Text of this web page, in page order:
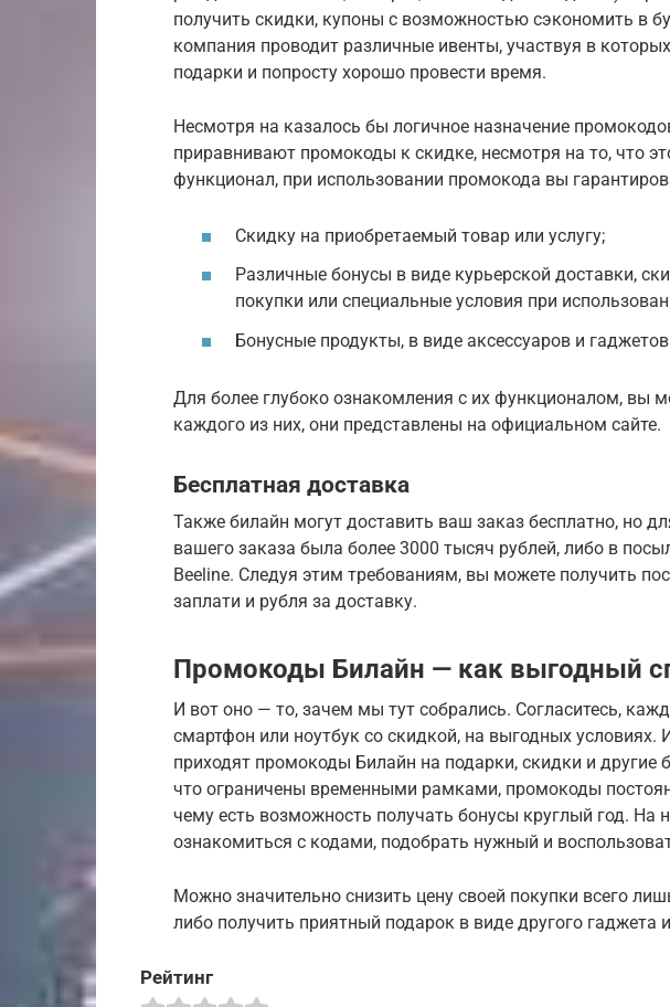
получить скидки, купоны с возможностью сэкономить в
компания проводит различные ивенты, участвуя в
подарки и попросту хорошо провести время.
Несмотря на казалось бы логичное назначение
приравнивают промокоды к скидке, несмотря на то, что
функционал, при использовании промокода вы
Скидку на приобретаемый товар или услугу;
Различные бонусы в виде курьерской доставки,
покупки или специальные условия при
Бонусные продукты, в виде аксессуаров и
Для более глубоко ознакомления с их функционалом, вы
каждого из них, они представлены на официальном сайте.
Бесплатная доставка
Также билайн могут доставить ваш заказ бесплатно, но
вашего заказа была более 3000 тысяч рублей, либо в
Beeline. Следуя этим требованиям, вы можете получить
заплати и рубля за доставку.
Промокоды Билайн — как выгодный
И вот оно — то, зачем мы тут собрались. Согласитесь,
смартфон или ноутбук со скидкой, на выгодных
приходят промокоды Билайн на подарки, скидки и другие
что ограничены временными рамками, промокоды
чему есть возможность получать бонусы круглый год. На
ознакомиться с кодами, подобрать нужный и
Можно значительно снизить цену своей покупки всего
либо получить приятный подарок в виде другого гаджета
Рейтинг